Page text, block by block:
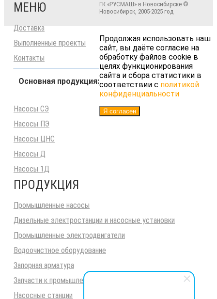
МЕНЮ
Доставка
Выполненные проекты
Контакты
Основная продукция:
Насосы СЭ
Насосы ПЭ
Насосы ЦНС
Насосы Д
Насосы 1Д
ПРОДУКЦИЯ
Промышленные насосы
Дизельные электростанции и насосные установки
Промышленные электродвигатели
Водоочистное оборудование
Запорная арматура
Запчасти к промышленным насосам
Насосные станции
ГК «РУСМАШ» в Новосибирске ©
Новосибирск, 2005-2025 год
Продолжая использовать наш
сайт, вы даёте согласие на
обработку файлов cookie в
целях функционирования
сайта и сбора статистики в
соответствии с политикой
конфиденциальности
Я согласен